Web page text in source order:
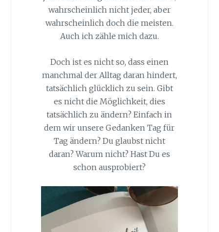
wahrscheinlich nicht jeder, aber
wahrscheinlich doch die meisten.
Auch ich zähle mich dazu.
Doch ist es nicht so, dass einen
manchmal der Alltag daran hindert,
tatsächlich glücklich zu sein. Gibt
es nicht die Möglichkeit, dies
tatsächlich zu ändern? Einfach in
dem wir unsere Gedanken Tag für
Tag ändern? Du glaubst nicht
daran? Warum nicht? Hast Du es
schon ausprobiert?